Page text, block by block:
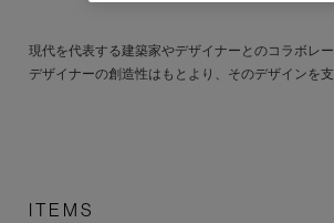
現代を代表する建築家やデザイナーとのコラボレ
デザイナーの創造性はもとより、そのデザインを
ITEMS